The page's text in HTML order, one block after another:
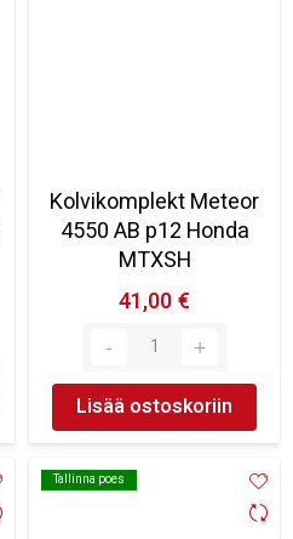
Kolvikomplekt Meteor
4550 AB p12 Honda
MTXSH
41,00 €
Lisää ostoskoriin
Tallinna poes
Tallinna poes